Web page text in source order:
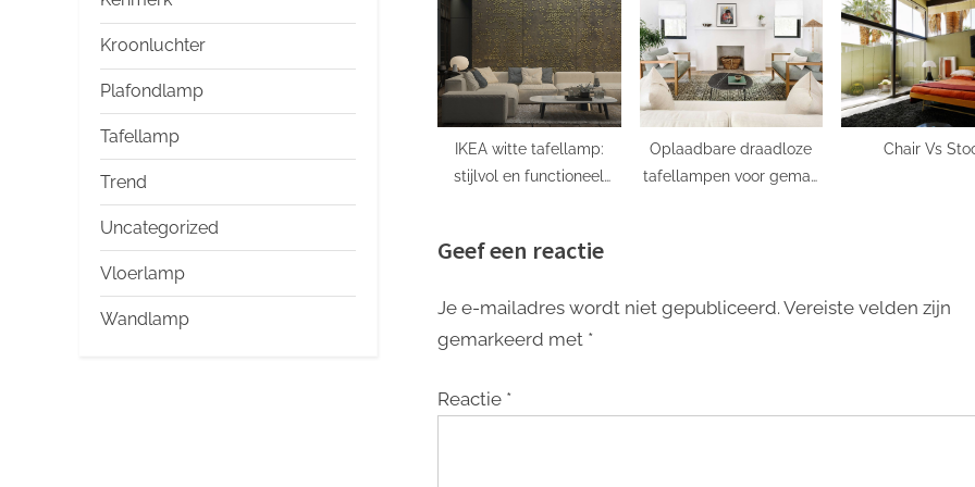
IKEA witte tafellamp:
stijlvol en functioneel
Oplaadbare draadloze
tafellampen voor gemak
Chair Vs
Geef een reactie
Je e-mailadres wordt niet gepubliceerd. Vereiste velden zijn
gemarkeerd met *
Reactie *
Kroonluchter
Plafondlamp
Tafellamp
Trend
Uncategorized
Vloerlamp
Wandlamp